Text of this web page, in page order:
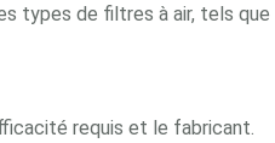
types de filtres à air, tels que
requis et le fabricant.